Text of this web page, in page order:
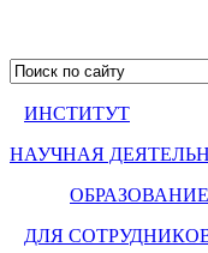
ИНСТИТУТ
НАУЧНАЯ
ОБРАЗОВАНИЕ
ДЛЯ